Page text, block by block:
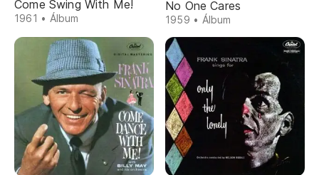
Come Swing With Me!
1961 • Álbum
No One Cares
1959 • Álbum